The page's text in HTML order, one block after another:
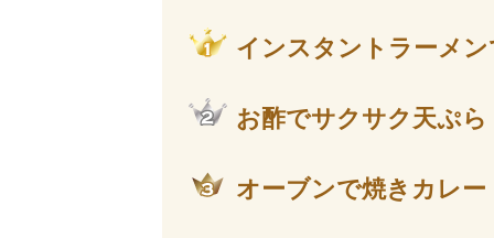
インスタントラーメ
お酢でサクサク天ぷら
オーブンで焼きカレー